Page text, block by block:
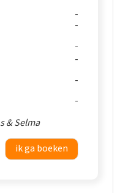
& Selma
ik ga boeken